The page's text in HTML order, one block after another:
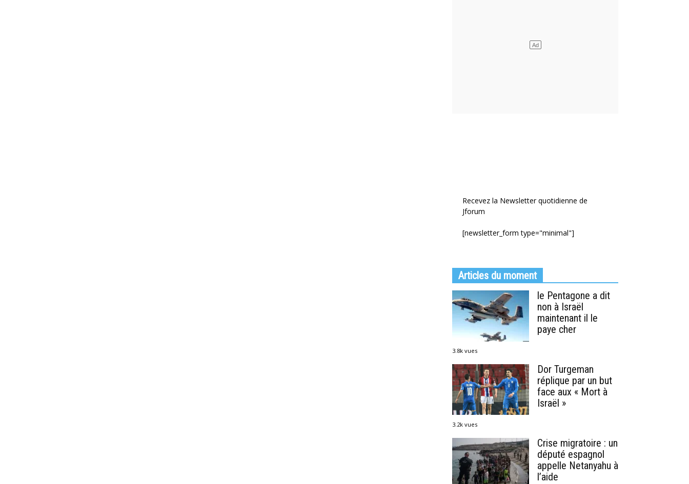
Recevez la Newsletter quotidienne de
Jforum
[newsletter_form type="minimal"]
Articles du moment
le Pentagone a dit
non à Israël
maintenant il le
paye cher
3.8k vues
Dor Turgeman
réplique par un but
face aux « Mort à
Israël »
3.2k vues
Crise migratoire : un
député espagnol
appelle Netanyahu à
l’aide